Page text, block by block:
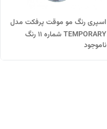
اسپری رنگ مو موقت پرفکت مدل
TEMPORARY شماره 11 رنگ
BROWN حجم 150 میل پرفکت
ناموجود